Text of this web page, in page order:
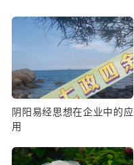
阴阳易经思想在企业中的应
用